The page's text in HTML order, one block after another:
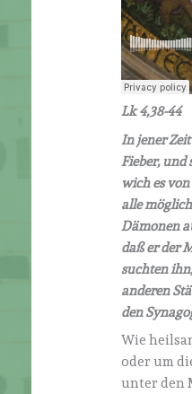
Lk 4,38-44
In jener
Fieber, und
wich es
alle
Dämonen
daß er der
suchten
anderen
den
Wie
oder um
unter den